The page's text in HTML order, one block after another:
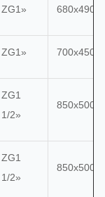
ZG1»
ZG1»
ZG1
1/2»
ZG1
1/2»